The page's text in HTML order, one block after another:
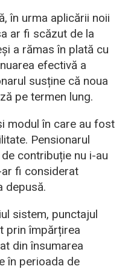
în urma aplicării noii
ar fi scăzut de la
a rămas în plată cu
efectivă a
susține că noua
pe termen lung.
modul în care au fost
Pensionarul
contribuție nu i-au
fi considerat
depusă.
sistem, punctajul
prin împărțirea
din însumarea
în perioada de